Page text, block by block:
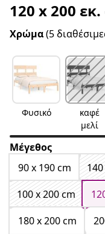
120 x 200
Χρώμα(5
Φυσικό
καφέ
μελί
Μέγεθος
90 x 190 cm
100 x 200 cm
180 x 200 cm